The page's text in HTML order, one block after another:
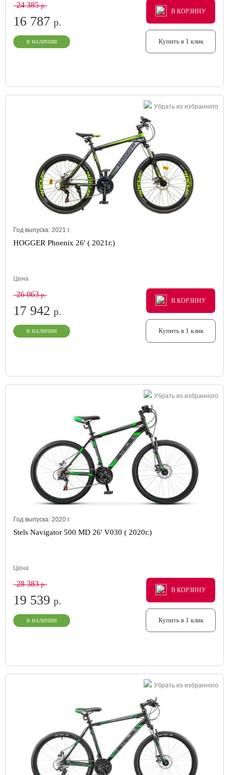
24 385р.
16 787 р.
В НАЛИЧИИ
В КОРЗИНУ
В КОРЗИНУ
В КОРЗИНУ
Купить в 1 клик
Убрать из избранного
Год выпуска: 2021 г.
HOGGER Phoenix 26' ( 2021г.)
Цена
26 063р.
17 942 р.
В НАЛИЧИИ
В КОРЗИНУ
В КОРЗИНУ
В КОРЗИНУ
Купить в 1 клик
Убрать из избранного
Год выпуска: 2020 г.
Stels Navigator 500 MD 26' V030 ( 2020г.)
Цена
28 383р.
19 539 р.
В НАЛИЧИИ
В КОРЗИНУ
В КОРЗИНУ
В КОРЗИНУ
Купить в 1 клик
Убрать из избранного